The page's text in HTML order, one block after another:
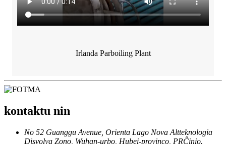
Irlanda Parboiling Plant
kontaktu nin
No 52 Guanggu Avenue, Orienta Lago Nova Altteknologia
Disvolva Zono, Wuhan-urbo, Hubei-provinco, PRĈinio.